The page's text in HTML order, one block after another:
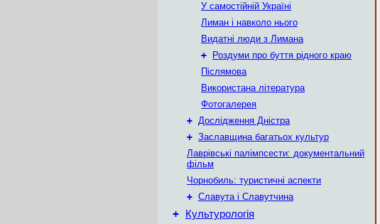
У самостійній Україні
Лиман і навколо нього
Видатні люди з Лимана
+
Роздуми про буття рідного краю
Післямова
Використана література
Фотогалерея
+ Дослідження Дністра
+ Заславщина багатьох культур
Лаврівські палімпсести: документальний
фільм
Чорнобиль: туристичні аспекти
+ Славута і Славутчина
+ Культурологія